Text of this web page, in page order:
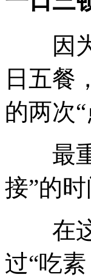
因为
日五餐
的两次“
最重
接”的
在这
过“吃